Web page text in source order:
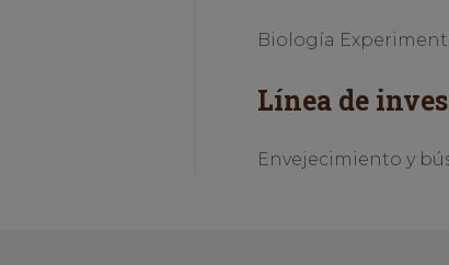
Biología
Línea de
Envejecimiento y